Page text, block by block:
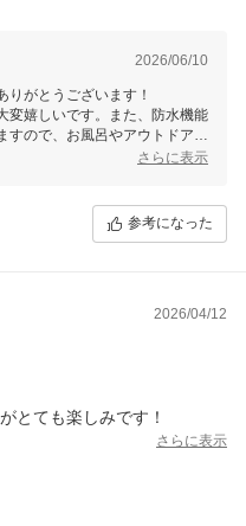
2026/06/10
りがとうございます！
変嬉しいです。また、防水機能
すので、お風呂やアウトドアな
さらに表示
参考になった
2026/04/12
とても楽しみです！
さらに表示